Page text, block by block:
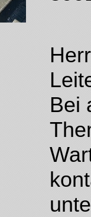
Bei